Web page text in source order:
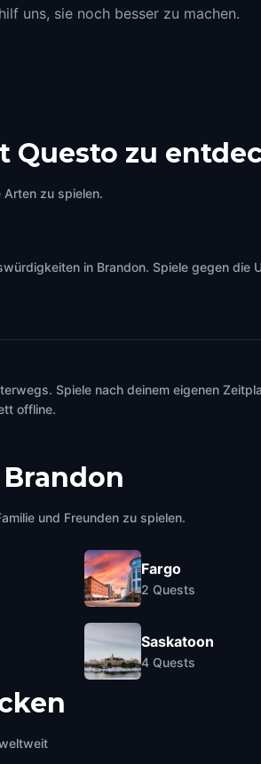
uns, sie noch besser zu machen.
Questo zu
Arten zu spielen.
in Brandon. Spiele gegen
Spiele nach deinem eigenen
offline.
Brandon
und Freunden zu spielen.
Fargo
2 Quests
Saskatoon
4 Quests